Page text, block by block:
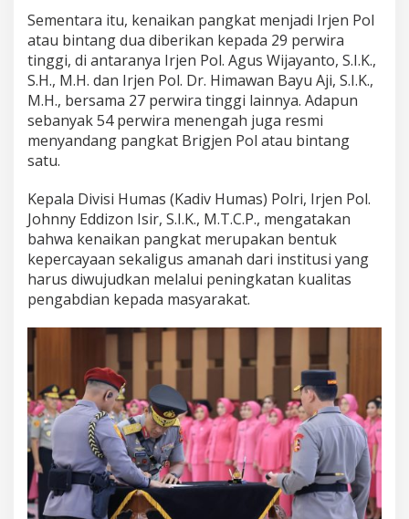
i
g
a
Sementara itu, kenaikan pangkat menjadi Irjen Pol
atau bintang dua diberikan kepada 29 perwira
tinggi, di antaranya Irjen Pol. Agus Wijayanto, S.I.K.,
S.H., M.H. dan Irjen Pol. Dr. Himawan Bayu Aji, S.I.K.,
M.H., bersama 27 perwira tinggi lainnya. Adapun
sebanyak 54 perwira menengah juga resmi
menyandang pangkat Brigjen Pol atau bintang
satu.
Kepala Divisi Humas (Kadiv Humas) Polri, Irjen Pol.
Johnny Eddizon Isir, S.I.K., M.T.C.P., mengatakan
bahwa kenaikan pangkat merupakan bentuk
kepercayaan sekaligus amanah dari institusi yang
harus diwujudkan melalui peningkatan kualitas
pengabdian kepada masyarakat.